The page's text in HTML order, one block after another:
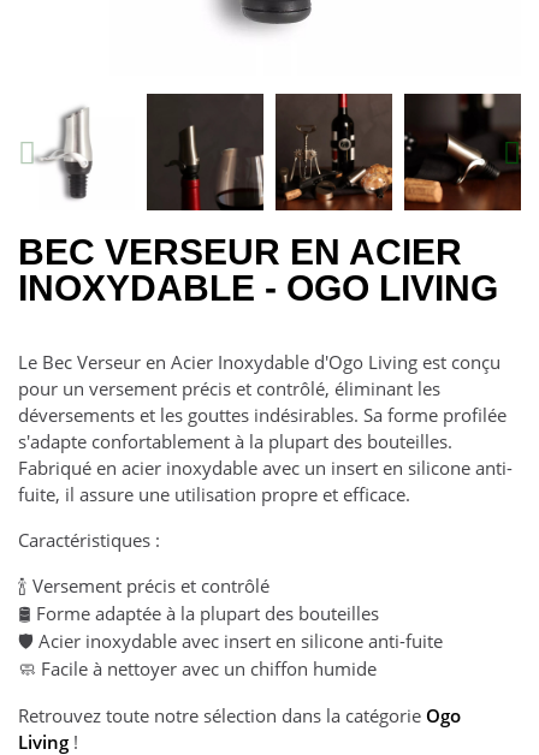
BEC VERSEUR EN ACIER
INOXYDABLE - OGO LIVING
Le Bec Verseur en Acier Inoxydable d'Ogo Living est conçu
pour un versement précis et contrôlé, éliminant les
déversements et les gouttes indésirables. Sa forme profilée
s'adapte confortablement à la plupart des bouteilles.
Fabriqué en acier inoxydable avec un insert en silicone anti-
fuite, il assure une utilisation propre et efficace.
Caractéristiques :
🍾 Versement précis et contrôlé
🛢️ Forme adaptée à la plupart des bouteilles
🛡️ Acier inoxydable avec insert en silicone anti-fuite
🧼 Facile à nettoyer avec un chiffon humide
Retrouvez toute notre sélection dans la catégorie Ogo
Living !